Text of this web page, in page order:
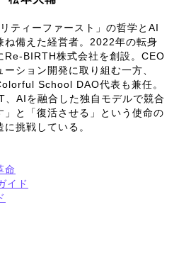
ティーファースト」の哲学とAI
ね備えた経営者。2022年の転身
Re-BIRTH株式会社を創設。CEO
ション開発に取り組む一方、
School DAO代表も兼任。
、AIを融合した独自モデルで競合
」と「復活させる」という使命の
挑戦している。
命
イド